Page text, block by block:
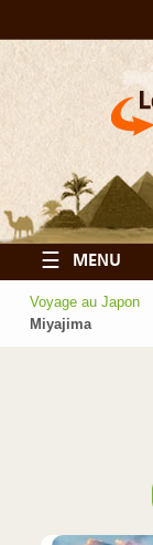
☰ MENU
Voyage au Japon
Miyajima